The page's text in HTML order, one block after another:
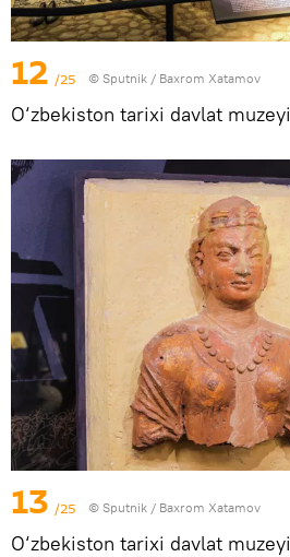
12 /25 © Sputnik / Baxrom Xatamov
O‘zbekiston tarixi davlat muzeyi
13 /25 © Sputnik / Baxrom Xatamov
O‘zbekiston tarixi davlat muzeyi